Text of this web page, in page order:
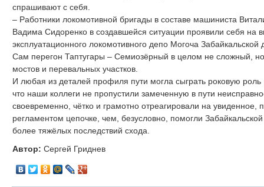
спрашивают с себя.
– Работники локомотивной бригады в составе машиниста
Вадима Сидоренко в создавшейся ситуации проявили себя на
эксплуатационного локомотивного депо Могоча
Сам перегон Таптугары – Семиозёрный в целом не сложный,
мостов и перевальных участков.
И любая из деталей профиля пути могла сыграть роковую
что наши коллеги не пропустили замеченную в пути
своевременно, чётко и грамотно отреагировали на
регламентом цепочке, чем, безусловно, помогли
более тяжёлых последствий схода.
Автор: Сергей Гриднев